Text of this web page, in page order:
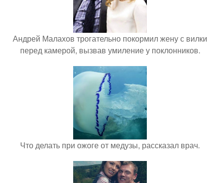
Андрей Малахов трогательно покормил жену с вилки
перед камерой, вызвав умиление у поклонников.
Что делать при ожоге от медузы, рассказал врач.